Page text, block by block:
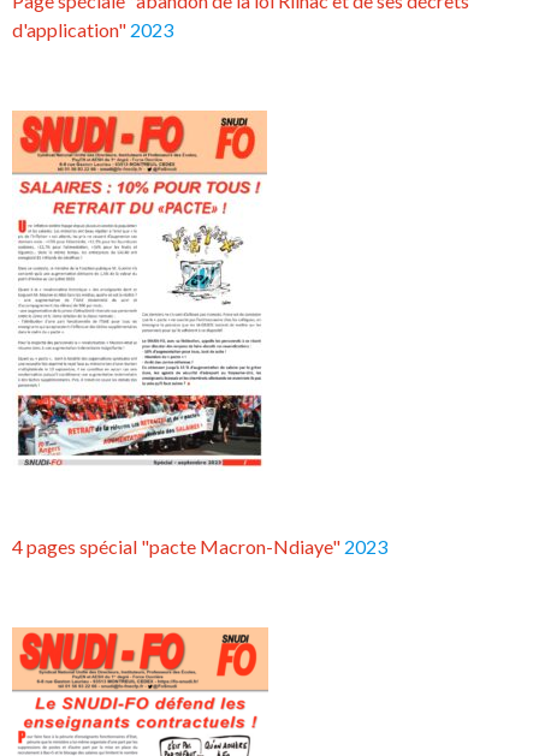
d'application" 2023
4 pages spécial "pacte Macron-Ndiaye" 2023